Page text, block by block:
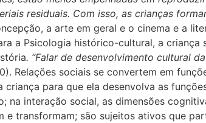
residuais. Com isso, as crianças
a arte em geral e o cinema e a
a Psicologia histórico-cultural, a criança
. “Falar de desenvolvimento cultural da
Relações sociais se convertem em
para que ela desenvolva as
na interação social, as dimensões
e transformam; são sujeitos ativos que